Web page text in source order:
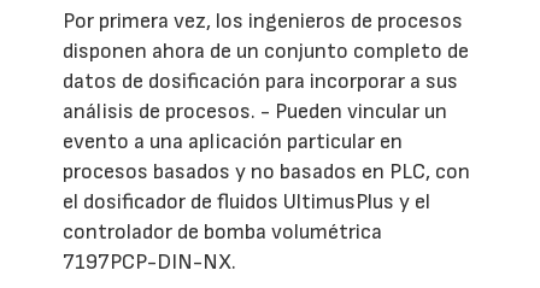
Por primera vez, los ingenieros de procesos
disponen ahora de un conjunto completo de
datos de dosificación para incorporar a sus
análisis de procesos. - Pueden vincular un
evento a una aplicación particular en
procesos basados y no basados en PLC, con
el dosificador de fluidos UltimusPlus y el
controlador de bomba volumétrica
7197PCP-DIN-NX.